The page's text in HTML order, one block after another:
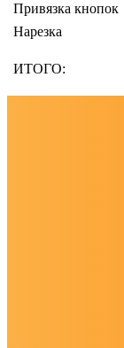
Привязка кнопок
Нарезка
ИТОГО: